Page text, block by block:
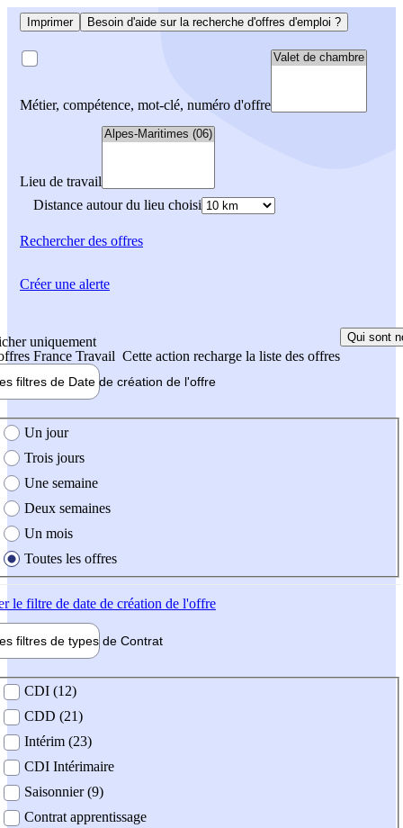
Imprimer Besoin d'aide sur la recherche d'offres d'emploi ?
Métier, compétence, mot-clé, numéro d'offre
Lieu de travail
Distance autour du lieu choisi
Rechercherdes offres
uniquement
France Travail Cette action recharge la liste des offres
Qui sont
filtres de Date de création de l'offre
création de l'offre
Un jour
Trois jours
Une semaine
Deux semaines
Un mois
Toutes les offres
le filtre de date de création de l'offre
filtres de types de Contrat
contrat
CDI (12)
CDD (21)
Intérim (23)
CDI Intérimaire
Saisonnier (9)
Contrat apprentissage
Créer une alerte